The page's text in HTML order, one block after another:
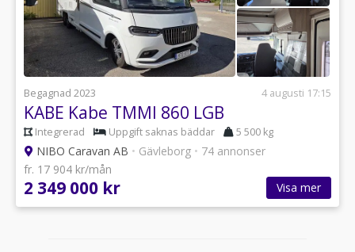
Begagnad 2023 4 augusti 17:15
KABE Kabe TMMI 860 LGB
Integrerad Uppgift saknas bäddar 5 500 kg
NIBO Caravan AB • Gävleborg • 74 annonser
fr. 17 904 kr/mån
2 349 000 kr Visa mer